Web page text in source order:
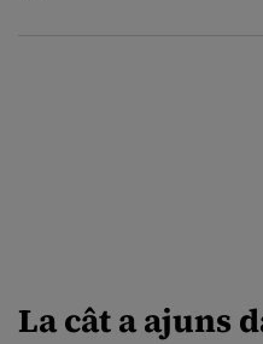
La cât a ajuns